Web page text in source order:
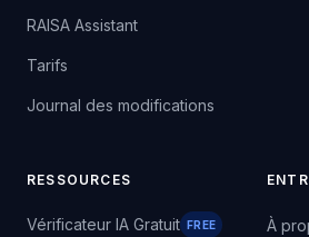
RAISA Assistant
Tarifs
Journal des modifications
RESSOURCES
Vérificateur IA Gratuit FREE À